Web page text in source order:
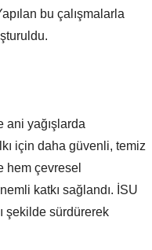
bu çalışmalarla
ani yağışlarda
için daha güvenli, temiz
hem çevresel
katkı sağlandı. İSU
şekilde sürdürerek